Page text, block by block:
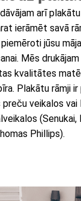
arī
ierāmēt savā
jūsu
Mēs
kvalitātes
Plakātu rāmji ir
preču veikalos vai
(Senukai,
Phillips).